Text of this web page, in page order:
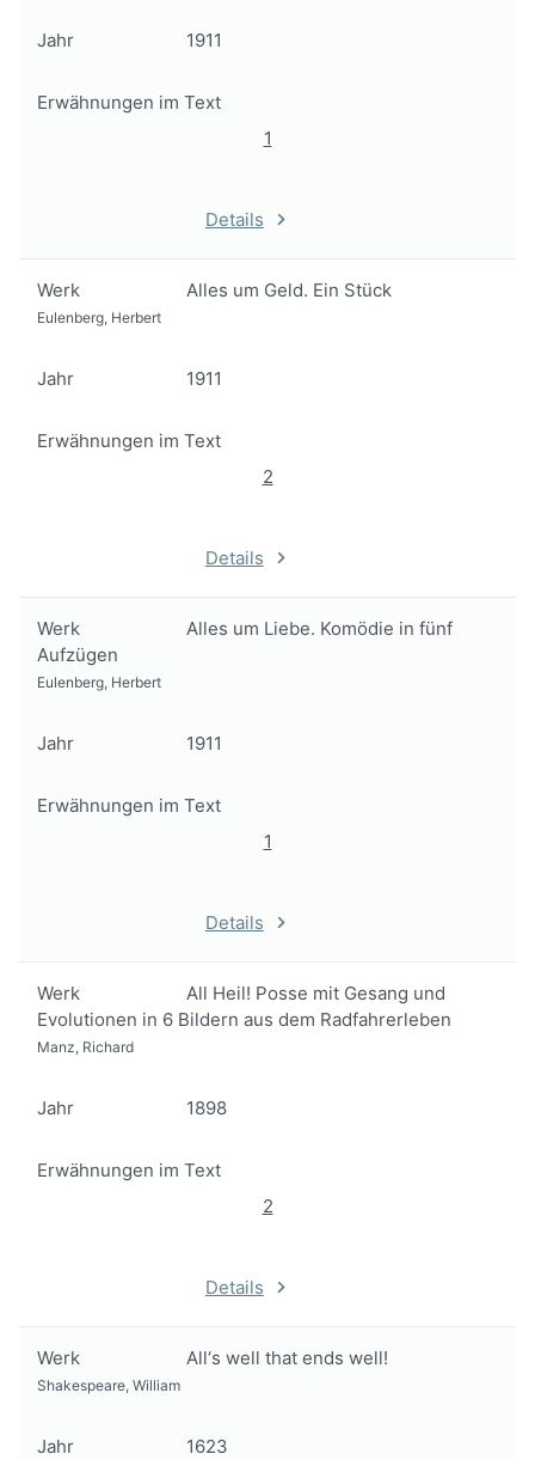
Jahr 1911
Erwähnungen im Text
1
Details
Werk Alles um Geld. Ein Stück
Eulenberg, Herbert
Jahr 1911
Erwähnungen im Text
2
Details
Werk
Alles um Liebe. Komödie in fünf
Aufzügen
Eulenberg, Herbert
Jahr 1911
Erwähnungen im Text
1
Details
Werk
All Heil! Posse mit Gesang und
Evolutionen in 6 Bildern aus dem Radfahrerleben
Manz, Richard
Jahr 1898
Erwähnungen im Text
2
Details
Werk All‘s well that ends well!
Shakespeare, William
Jahr 1623